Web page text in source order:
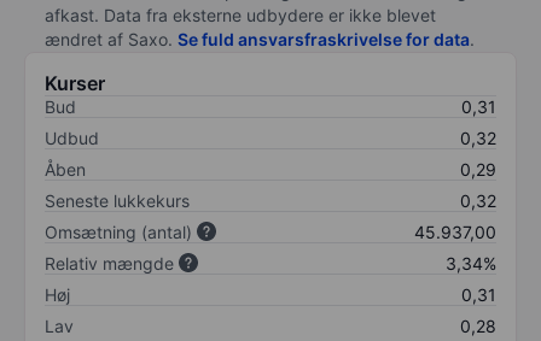
afkast. Data fra eksterne udbydere er ikke blevet
ændret af Saxo. Se fuld ansvarsfraskrivelse for data.
Kurser
Bud
0,31
Udbud
0,32
Åben
0,29
Seneste lukkekurs
0,32
Omsætning (antal)
45.937,00
Relativ mængde
3,34%
Høj
0,31
Lav
0,28